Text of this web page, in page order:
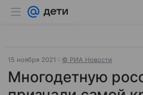
15 ноября 2021 © РИА Новости
Многодетную